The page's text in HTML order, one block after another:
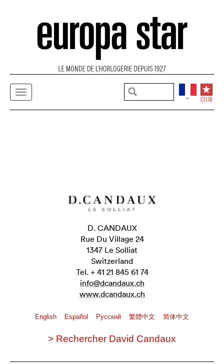
D. CANDAUX
Rue Du Village 24
1347 Le Solliat
Switzerland
Tel. + 41 21 845 61 74
info@dcandaux.ch
www.dcandaux.ch
English Español Pусский 繁體中文 简体中文
> Rechercher David Candaux